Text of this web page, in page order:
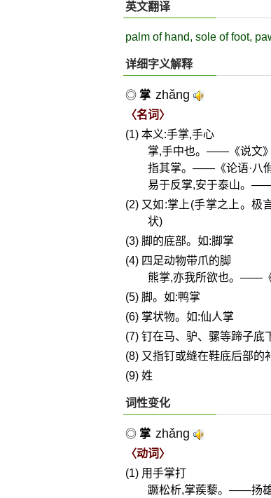
英文翻译
palm of hand, sole of foot,
详细字义解释
◎ 掌 zhǎng
〈名词〉
(1) 本义:手掌,手心
掌,手中也。——《说文》
指其掌。——《论语·八佾
易于反掌,安于泰山。——
(2) 又如:掌上(手掌之上。极
状)
(3) 脚的底部。如:脚掌
(4) 四足动物带爪的脚
熊掌,亦我所欲也。——《
(5) 脚。如:鸭掌
(6) 掌状物。如:仙人掌
(7) 钉在马、驴、骡等蹄子底
(8) 又指钉或缝在鞋底后部的
(9) 姓
词性变化
◎ 掌 zhǎng
〈动词〉
(1) 用手掌打
蹶松析,掌蒺藜。——扬雄